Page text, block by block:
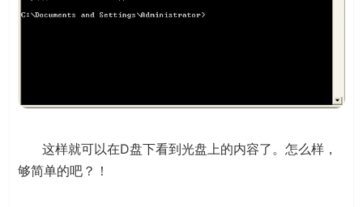
这样就可以在D盘下看到光盘上的内容了。怎么样，
够简单的吧？！